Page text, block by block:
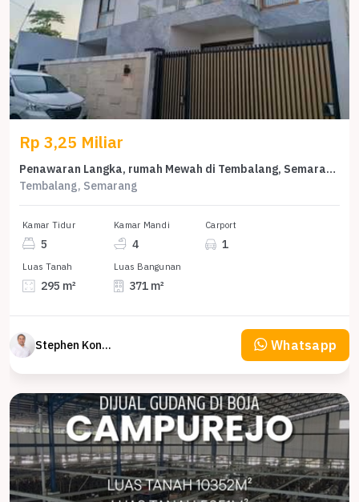
Rp 3,25 Miliar
Penawaran Langka, rumah Mewah di Tembalang, Semarang, LB 371m²
Tembalang, Semarang
Kamar Tidur
5
Kamar Mandi
4
Carport
1
Luas Tanah
295 m²
Luas Bangunan
371 m²
Stephen Konsultan Properti Whatsapp